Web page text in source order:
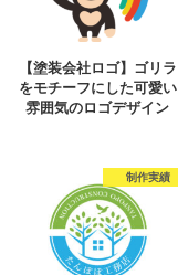
【塗装会社ロゴ】ゴリラ
をモチーフにした可愛い
雰囲気のロゴデザイン
制作実績